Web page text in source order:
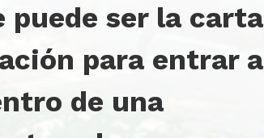
puede ser la carta
para entrar a
de una